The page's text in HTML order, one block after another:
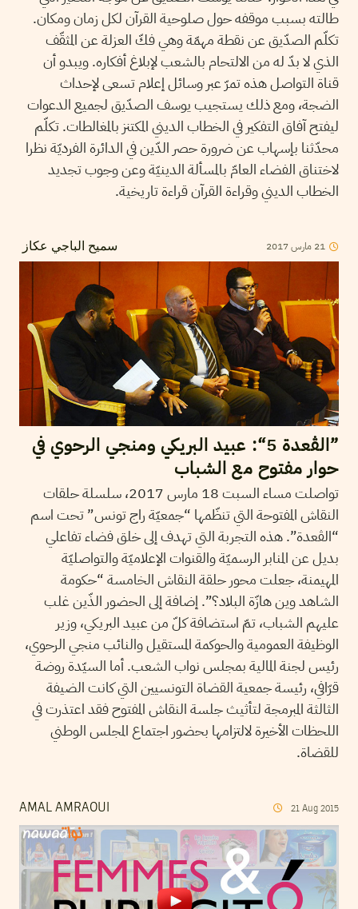
طالته بسبب موقفه حول صلوحية القرآن لكل زمان ومكان.
تكلّم الصدّيق عن نقطة مهمّة وهي فكّ العزلة عن المثقّف
الذي لا بدّ له من الالتحام بالشعب لإبلاغ أفكاره. ويبدو أن
قناة التواصل هذه تمرّ عبر وسائل إعلام تسعى لإحداث
الضجة، ومع ذلك يستجيب يوسف الصدّيق لجميع الدعوات
ليفتح آفاق التفكير في الخطاب الديني المكتنز بالمغالطات. تكلّم
محدّثنا بإسهاب عن ضرورة حصر الدّين في الدائرة الفرديّة نظرا
لاختناق الفضاء العامّ بالمسألة الدينيّة وعن وجوب تجديد
الخطاب الديني وقراءة القرآن قراءة تاريخية.
سميح الباجي عكاز 21 مارس2017
”الڤعدة 5“: عبيد البريكي ومنجي الرحوي في
حوار مفتوح مع الشباب
تواصلت مساء السبت 18 مارس 2017، سلسلة حلقات
النقاش المفتوحة التي تنظّمها “جمعيّة راج تونس” تحت اسم
“الڤعدة”. هذه التجربة التي تهدف إلى خلق فضاء تفاعلي
بديل عن المنابر الرسميّة والقنوات الإعلاميّة والتواصليّة
المهيمنة، جعلت محور حلقة النقاش الخامسة “حكومة
الشاهد وين هازّة البلاد؟”. إضافة إلى الحضور الذّين غلب
عليهم الشباب، تمّ استضافة كلّ من عبيد البريكي، وزير
الوظيفة العمومية والحوكمة المستقيل والنائب منجي الرحوي،
رئيس لجنة المالية بمجلس نواب الشعب. أما السيّدة روضة
قرّافي، رئيسة جمعية القضاة التونسيين التي كانت الضيفة
الثالثة المبرمجة لتأثيث جلسة النقاش المفتوح فقد اعتذرت في
اللحظات الأخيرة لالتزامها بحضور اجتماع المجلس الوطني
للقضاة.
AMAL AMRAOUI 21 Aug 2015